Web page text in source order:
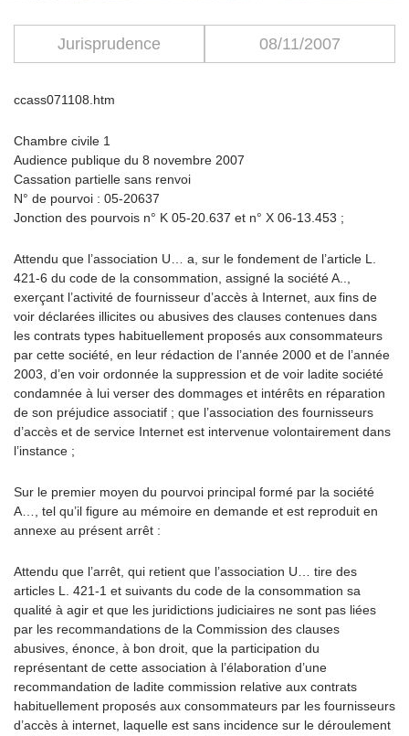
Jurisprudence 08/11/2007
ccass071108.htm
Chambre civile 1
Audience publique du 8 novembre 2007
Cassation partielle sans renvoi
N° de pourvoi : 05-20637
Jonction des pourvois n° K 05-20.637 et n° X 06-13.453 ;
Attendu que l’association U… a, sur le fondement de l’article L.
421-6 du code de la consommation, assigné la société A..,
exerçant l’activité de fournisseur d’accès à Internet, aux fins de
voir déclarées illicites ou abusives des clauses contenues dans
les contrats types habituellement proposés aux consommateurs
par cette société, en leur rédaction de l’année 2000 et de l’année
2003, d’en voir ordonnée la suppression et de voir ladite société
condamnée à lui verser des dommages et intérêts en réparation
de son préjudice associatif ; que l’association des fournisseurs
d’accès et de service Internet est intervenue volontairement dans
l’instance ;
Sur le premier moyen du pourvoi principal formé par la société
A…, tel qu’il figure au mémoire en demande et est reproduit en
annexe au présent arrêt :
Attendu que l’arrêt, qui retient que l’association U… tire des
articles L. 421-1 et suivants du code de la consommation sa
qualité à agir et que les juridictions judiciaires ne sont pas liées
par les recommandations de la Commission des clauses
abusives, énonce, à bon droit, que la participation du
représentant de cette association à l’élaboration d’une
recommandation de ladite commission relative aux contrats
habituellement proposés aux consommateurs par les fournisseurs
d’accès à internet, laquelle est sans incidence sur le déroulement